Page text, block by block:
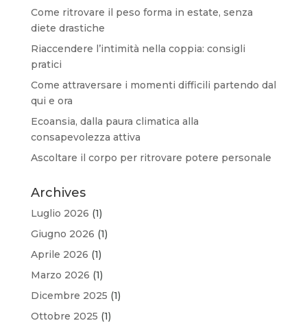
Come ritrovare il peso forma in estate, senza
diete drastiche
Riaccendere l’intimità nella coppia: consigli
pratici
Come attraversare i momenti difficili partendo dal
qui e ora
Ecoansia, dalla paura climatica alla
consapevolezza attiva
Ascoltare il corpo per ritrovare potere personale
Archives
Luglio 2026 (1)
Giugno 2026 (1)
Aprile 2026 (1)
Marzo 2026 (1)
Dicembre 2025 (1)
Ottobre 2025 (1)